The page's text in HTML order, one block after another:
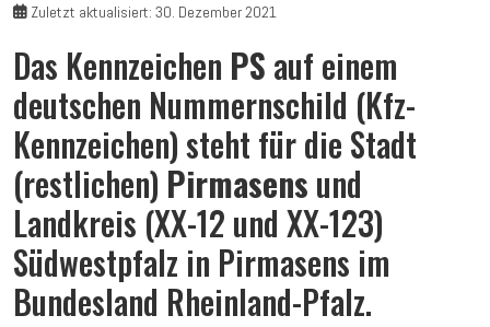
Zuletzt aktualisiert: 30. Dezember 2021
Das Kennzeichen PS auf einem
deutschen Nummernschild (Kfz-
Kennzeichen) steht für die Stadt
(restlichen) Pirmasens und
Landkreis (XX-12 und XX-123)
Südwestpfalz in Pirmasens im
Bundesland Rheinland-Pfalz.